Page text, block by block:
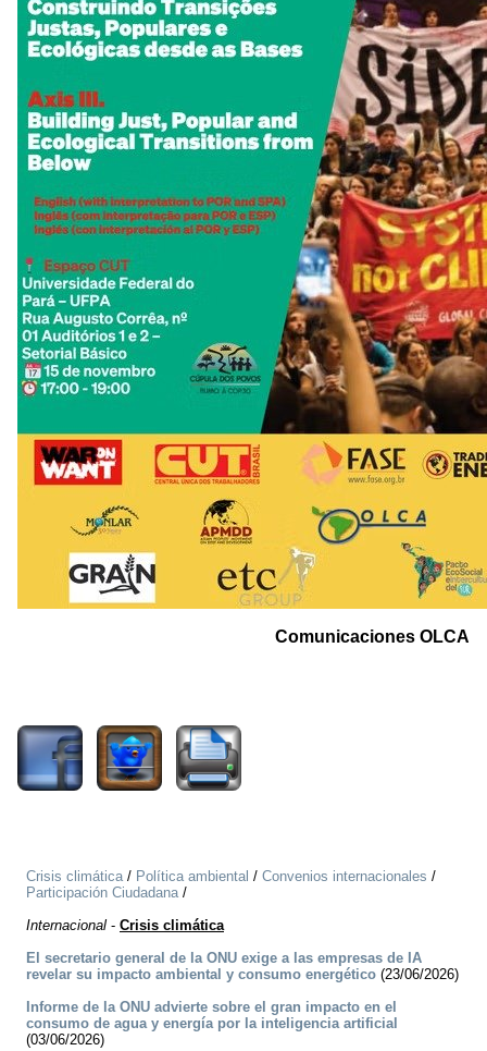
Comunicaciones OLCA
Crisis climática/ Política ambiental / Convenios internacionales /
Participación Ciudadana/
Internacional - Crisis climática
El secretario general de la ONU exige a las empresas de IA
revelar su impacto ambiental y consumo energético (23/06/2026)
Informe de la ONU advierte sobre el gran impacto en el
consumo de agua y energía por la inteligencia artificial
(03/06/2026)